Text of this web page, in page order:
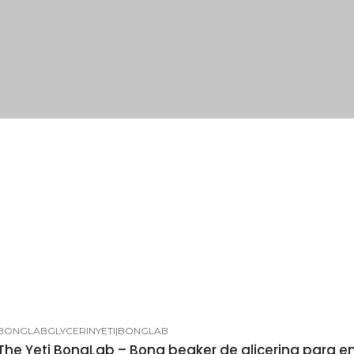
|BONGLAB
Yeti BongLab – Bong beaker de glicerina para